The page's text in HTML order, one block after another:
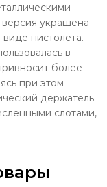
версия украшена
пистолета.
в
более
при этом
держатель
слотами,